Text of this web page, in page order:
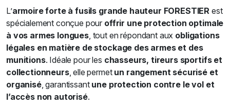
L’armoire forte à fusils grande hauteur FORESTIER est
spécialement conçue pour offrir une protection optimale
à vos armes longues, tout en répondant aux obligations
légales en matière de stockage des armes et des
munitions. Idéale pour les chasseurs, tireurs sportifs et
collectionneurs, elle permet un rangement sécurisé et
organisé, garantissant une protection contre le vol et
l’accès non autorisé.